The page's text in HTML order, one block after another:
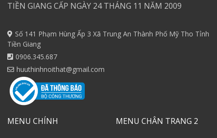
TIỀN GIANG CẤP NGÀY 24 THÁNG 11 NĂM 2009
Số 141 Phạm Hùng Ấp 3 Xã Trung An Thành Phố Mỹ Tho Tỉnh
Tiền Giang
0906.345.687
huuthinhnoithat@gmail.com
MENU CHÍNH MENU CHÂN TRANG 2